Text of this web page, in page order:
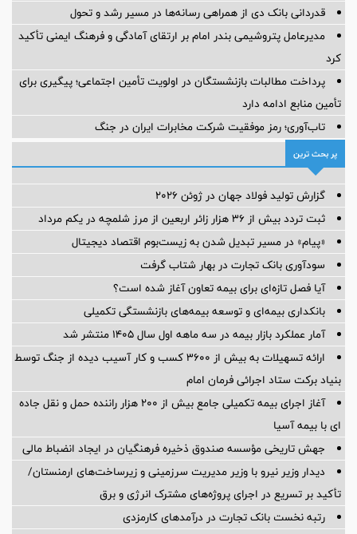
قدردانی بانک دی از همراهی رسانه‌ها در مسیر رشد و تحول
مدیرعامل پتروشیمی بندر امام بر ارتقای آمادگی و فرهنگ ایمنی تأکید
کرد
پرداخت مطالبات بازنشستگان در اولویت تأمین اجتماعی؛ پیگیری برای
تأمین منابع ادامه دارد
تاب‌آوری؛ رمز موفقیت شرکت مخابرات ایران در جنگ
پر بحث ترین
گزارش تولید فولاد جهان در ژوئن ۲۰۲۶
ثبت تردد بیش از ۳۶ هزار زائر اربعین از مرز شلمچه در یکم مرداد
«پیام» در مسیر تبدیل شدن به زیست‌بوم اقتصاد دیجیتال
سودآوری بانک تجارت در بهار شتاب گرفت
آیا فصل تازه‌ای برای بیمه تعاون آغاز شده است؟
بانکداری بیمه‌ای و توسعه بیمه‌های بازنشستگی تکمیلی
آمار عملكرد بازار بیمه در سه ماهه اول سال 1405 منتشر شد
ارائه تسهیلات به بیش از ۳۶۰۰ کسب و کار آسیب دیده از جنگ توسط
بنیاد برکت ستاد اجرائی فرمان امام
آغاز اجرای بیمه تکمیلی جامع بیش از ۲۰۰ هزار راننده حمل و نقل جاده
ای با بیمه آسیا
جهش تاریخی مؤسسه صندوق ذخیره فرهنگیان در ایجاد انضباط مالی
دیدار وزیر نیرو با وزیر مدیریت سرزمینی و زیرساخت‌های ارمنستان/
تأکید بر تسریع در اجرای پروژه‌های مشترک انرژی و برق
رتبه نخست بانک تجارت در درآمدهای کارمزدی